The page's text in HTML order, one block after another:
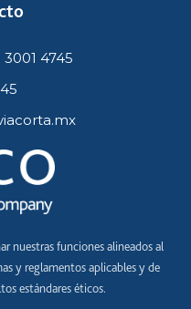
nuestras funciones alineados al
y reglamentos aplicables y de
estándares éticos.
4745